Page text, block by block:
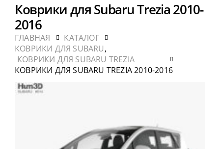
Коврики для Subaru Trezia 2010-
2016
ГЛАВНАЯ
КАТАЛОГ
КОВРИКИ ДЛЯ SUBARU,
КОВРИКИ ДЛЯ SUBARU TREZIA
КОВРИКИ ДЛЯ SUBARU TREZIA 2010-2016